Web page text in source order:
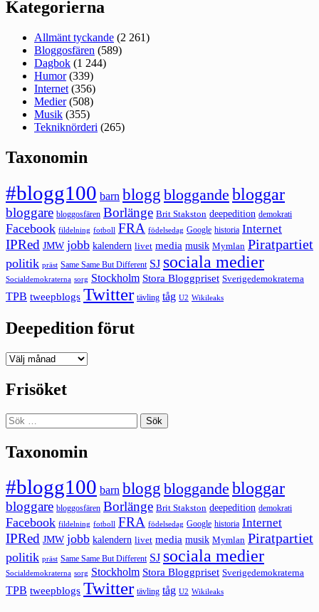
Kategorierna
Allmänt tyckande (2 261)
Bloggosfären (589)
Dagbok (1 244)
Humor(339)
Internet (356)
Medier(508)
Musik (355)
Tekniknörderi (265)
Taxonomin
#blogg100 barn blogg bloggande bloggar
bloggare bloggosfären Borlänge Brit Stakston deepedition demokrati
Facebook fildelning fotboll FRA födelsedag Google historia Internet
IPRed JMW jobb kalendern livet media musik Mymlan Piratpartiet
politik präst Same Same But Different SJ sociala medier
Socialdemokraterna sorg Stockholm Stora Bloggpriset Sverigedemokraterna
TPB tweepblogs Twitter tävling tåg U2 Wikileaks
Deepedition förut
Deepedition
Frisöket
Sök
efter:
Taxonomin
#blogg100 barn blogg bloggande bloggar
bloggare bloggosfären Borlänge Brit Stakston deepedition demokrati
Facebook fildelning fotboll FRA födelsedag Google historia Internet
IPRed JMW jobb kalendern livet media musik Mymlan Piratpartiet
politik präst Same Same But Different SJ sociala medier
Socialdemokraterna sorg Stockholm Stora Bloggpriset Sverigedemokraterna
TPB tweepblogs Twitter tävling tåg U2 Wikileaks